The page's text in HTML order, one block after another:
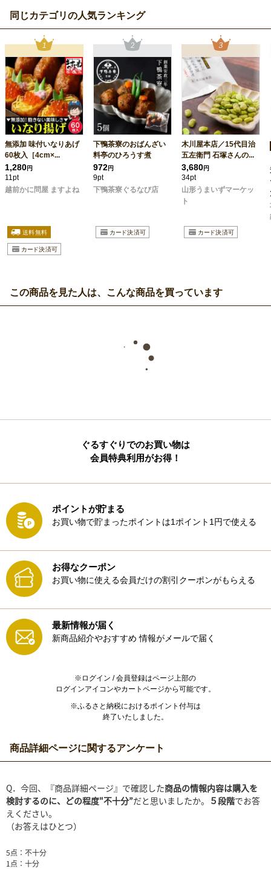
同じカテゴリの人気ランキング
無添加 味付いなりあげ
60枚入［4cm×...
1,280円
11pt
越前かに問屋 ますよね
下鴨茶寮のおばんざい
料亭のひろうす煮
972円
9pt
下鴨茶寮ぐるなび店
木川屋本店／15代目治
五左衛門 石塚さんの...
3,680円
34pt
山形うまいずマーケッ
ト
この商品を見た人は、こんな商品を買っています
ぐるすぐりでのお買い物は
会員特典利用がお得！
ポイントが貯まる
お買い物で貯まったポイントは1ポイント1円で使える
お得なクーポン
お買い物に使える会員だけの割引クーポンがもらえる
最新情報が届く
新商品紹介やおすすめ 情報がメールで届く
※ログイン / 会員登録はページ上部の
ログインアイコンやカートページから可能です。
※ふるさと納税におけるポイント付与は
終了いたしました。
商品詳細ページに関するアンケート